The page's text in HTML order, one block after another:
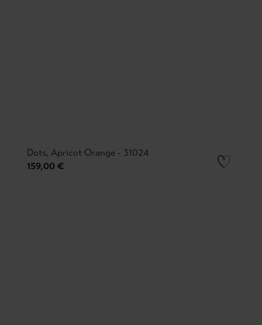
Dots, Apricot Orange - 31024
159,00 €